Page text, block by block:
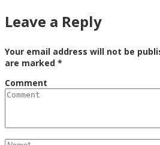
Leave a Reply
Your email address will not be
are marked *
Comment